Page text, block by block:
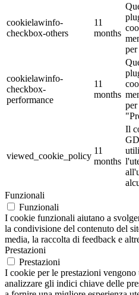
cookielawinfo-
checkbox-others
11
months
cookielawinfo-
checkbox-
performance
11
months
viewed_cookie_policy
11
months
Il
Funzionali
Funzionali
I cookie funzionali aiutano a
la condivisione del contenuto del
media, la raccolta di feedback e
Prestazioni
Prestazioni
I cookie per le prestazioni
analizzare gli indici chiave delle